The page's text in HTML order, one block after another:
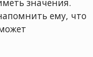
значения.
ему, что